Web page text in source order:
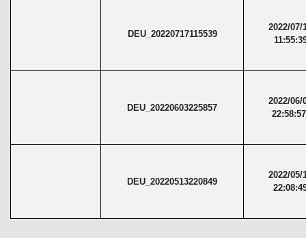
DEU_20220717115539
2022/07/
DEU_20220603225857
2022/06/
DEU_20220513220849
2022/05/